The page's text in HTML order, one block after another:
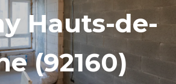
Hauts-de-
(92160)